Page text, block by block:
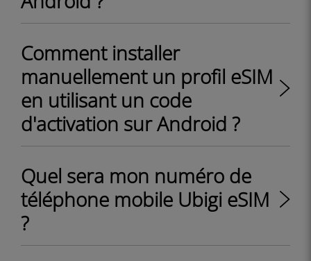
Comment installer
manuellement un profil eSIM
en utilisant un code
d'activation sur Android ?
Quel sera mon numéro de
téléphone mobile Ubigi eSIM
?